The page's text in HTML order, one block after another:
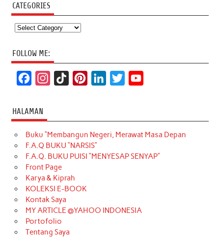
CATEGORIES
Categories
FOLLOW ME:
c
e
b
o
o
k
t
a
g
r
a
m
T
o
k
t
e
r
k
e
d
t
t
e
T
u
b
HALAMAN
Buku “Membangun Negeri, Merawat Masa Depan
F.A.Q BUKU “NARSIS”
F.A.Q. BUKU PUISI “MENYESAP SENYAP”
Front Page
Karya & Kiprah
KOLEKSI E-BOOK
Kontak Saya
MY ARTICLE @YAHOO INDONESIA
Portofolio
Tentang Saya